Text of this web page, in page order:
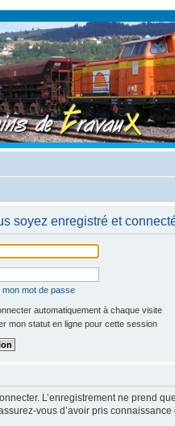
soyez enregistré et
mon mot de passe
automatiquement à chaque visite
mon statut en ligne pour cette session
L’enregistrement ne prend
vous d’avoir pris